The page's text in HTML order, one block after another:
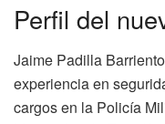
Perfil del
Jaime Padilla
experiencia en
cargos en la Policía